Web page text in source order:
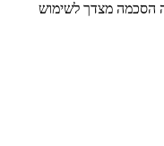
הסכמה מצדך לשימוש